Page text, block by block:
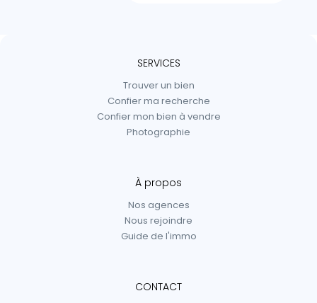
SERVICES
Trouver un bien
Confier ma recherche
Confier mon bien à vendre
Photographie
À propos
Nos agences
Nous rejoindre
Guide de l'immo
CONTACT